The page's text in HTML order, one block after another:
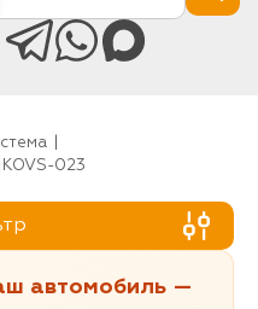
KOVS-023
автомобиль —